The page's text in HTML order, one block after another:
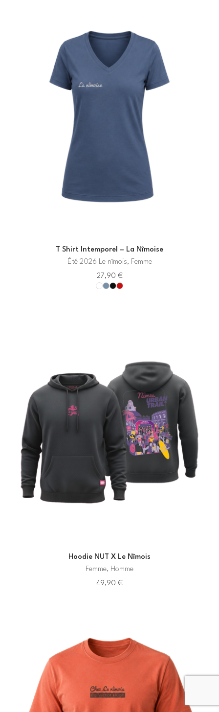
T Shirt Intemporel – La Nîmoise
Été 2026 Le nîmois, Femme
27,90 €
Hoodie NUT X Le Nîmois
Femme, Homme
49,90 €